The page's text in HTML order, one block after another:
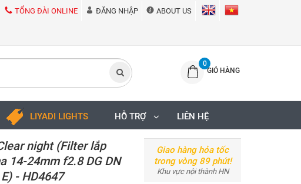
TỔNG ĐÀI ONLINE ĐĂNG NHẬP ABOUT US
0
GIỎ HÀNG
LIYADI LIGHTS HỖ TRỢ LIÊN HỆ
night (Filter lắp
14-24mm f2.8 DG DN
- HD4647
Giao hàng hỏa tốc
trong vòng 89 phút!
Khu vực nội thành HN